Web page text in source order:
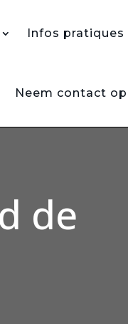
Infos pratiques
Neem contact
de